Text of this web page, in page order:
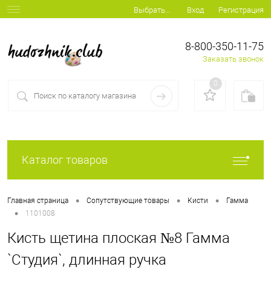
Выбрать... Вход Регистрация
8-800-350-11-75
Заказать звонок
0
Каталог товаров
Главная страница • Сопутствующие товары • Кисти • Гамма
• 1101008
Кисть щетина плоская №8 Гамма
`Студия`, длинная ручка